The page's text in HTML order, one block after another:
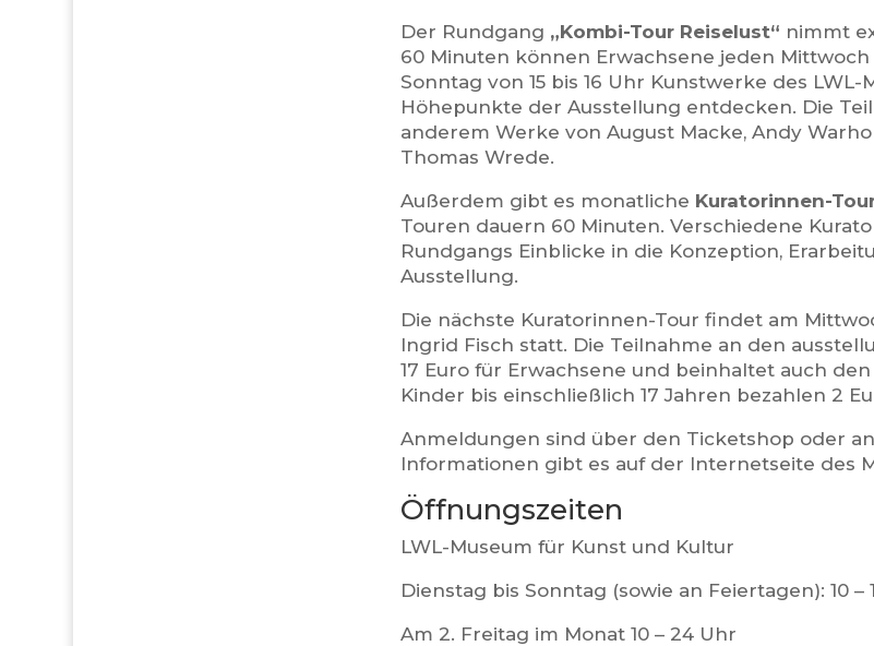
Der Rundgang „Kombi-Tour Reiselust“ nimmt
60 Minuten können Erwachsene jeden Mittwoch
Sonntag von 15 bis 16 Uhr Kunstwerke des
Höhepunkte der Ausstellung entdecken. Die
anderem Werke von August Macke, Andy
Thomas Wrede.
Außerdem gibt es monatliche Kuratorinnen-
Touren dauern 60 Minuten. Verschiedene
Rundgangs Einblicke in die Konzeption,
Ausstellung.
Die nächste Kuratorinnen-Tour findet am
Ingrid Fisch statt. Die Teilnahme an den
17 Euro für Erwachsene und beinhaltet auch
Kinder bis einschließlich 17 Jahren bezahlen 2
Anmeldungen sind über den Ticketshop oder
Informationen gibt es auf der Internetseite des
Öffnungszeiten
LWL-Museum für Kunst und Kultur
Dienstag bis Sonntag (sowie an Feiertagen): 10 –
Am 2. Freitag im Monat 10 – 24 Uhr